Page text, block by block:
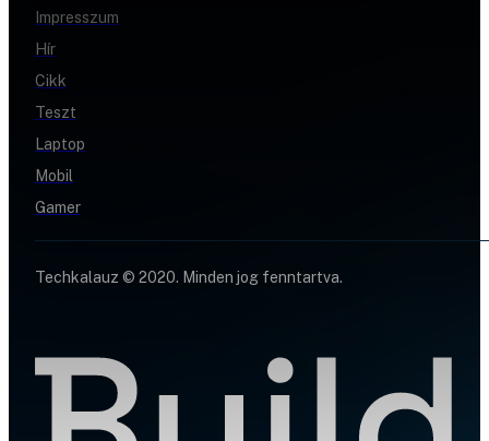
Impresszum
Hír
Cikk
Teszt
Laptop
Mobil
Gamer
Techkalauz © 2020. Minden jog fenntartva.